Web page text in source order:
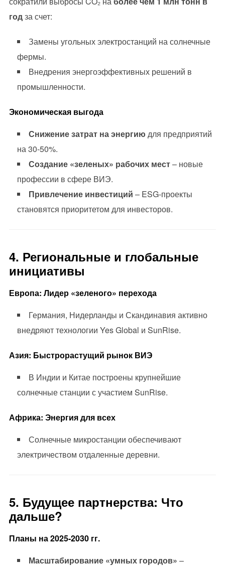
годза счет:
Замены угольных электростанций на солнечные
фермы.
Внедрения энергоэффективных решений в
промышленности.
Экономическая выгода
Снижение затрат на энергию для предприятий
на 30-50%.
Создание «зеленых» рабочих мест– новые
профессии в сфере ВИЭ.
Привлечение инвестиций – ESG-проекты
становятся приоритетом для инвесторов.
4. Региональные и глобальные
инициативы
Европа: Лидер «зеленого» перехода
Германия, Нидерланды и Скандинавия активно
внедряют технологии Yes Global и SunRise.
Азия: Быстрорастущий рынок ВИЭ
В Индии и Китае построены крупнейшие
солнечные станции с участием SunRise.
Африка: Энергия для всех
Солнечные микростанции обеспечивают
электричеством отдаленные деревни.
5. Будущее партнерства: Что
дальше?
Планы на 2025-2030 гг.
Масштабирование «умных городов» –